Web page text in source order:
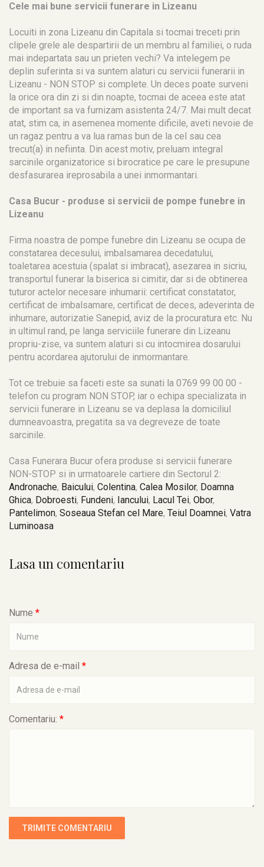
Cele mai bune servicii funerare in Lizeanu
Locuiti in zona Lizeanu din Capitala si tocmai treceti prin
clipele grele ale despartirii de un membru al familiei, o ruda
mai indepartata sau un prieten vechi? Va intelegem pe
deplin suferinta si va suntem alaturi cu servicii funerarii in
Lizeanu - NON STOP si complete. Un deces poate surveni
la orice ora din zi si din noapte, tocmai de aceea este atat
de important sa va furnizam asistenta 24/7. Mai mult decat
atat, stim ca, in asemenea momente dificile, aveti nevoie de
un ragaz pentru a va lua ramas bun de la cel sau cea
trecut(a) in nefiinta. Din acest motiv, preluam integral
sarcinile organizatorice si birocratice pe care le presupune
desfasurarea ireprosabila a unei inmormantari.
Casa Bucur - produse si servicii de pompe funebre in
Lizeanu
Firma noastra de pompe funebre din Lizeanu se ocupa de
constatarea decesului, imbalsamarea decedatului,
toaletarea acestuia (spalat si imbracat), asezarea in sicriu,
transportul funerar la biserica si cimitir, dar si de obtinerea
tuturor actelor necesare inhumarii: certificat constatator,
certificat de imbalsamare, certificat de deces, adeverinta de
inhumare, autorizatie Sanepid, aviz de la procuratura etc. Nu
in ultimul rand, pe langa serviciile funerare din Lizeanu
propriu-zise, va suntem alaturi si cu intocmirea dosarului
pentru acordarea ajutorului de inmormantare.
Tot ce trebuie sa faceti este sa sunati la 0769 99 00 00 -
telefon cu program NON STOP, iar o echipa specializata in
servicii funerare in Lizeanu se va deplasa la domiciliul
dumneavoastra, pregatita sa va degreveze de toate
sarcinile.
Casa Funerara Bucur ofera produse si servicii funerare
NON-STOP si in urmatoarele cartiere din Sectorul 2:
Andronache, Baicului, Colentina, Calea Mosilor, Doamna
Ghica, Dobroesti, Fundeni, Iancului, Lacul Tei, Obor,
Pantelimon, Soseaua Stefan cel Mare, Teiul Doamnei, Vatra
Luminoasa
Lasa un comentariu
Nume *
Adresa de e-mail *
Comentariu: *